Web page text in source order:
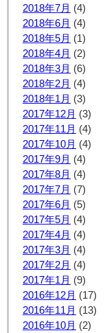
2018年7月 (4)
2018年6月 (4)
2018年5月 (1)
2018年4月 (2)
2018年3月 (6)
2018年2月 (4)
2018年1月 (3)
2017年12月 (3)
2017年11月 (4)
2017年10月 (4)
2017年9月 (4)
2017年8月 (4)
2017年7月 (7)
2017年6月 (5)
2017年5月 (4)
2017年4月 (4)
2017年3月 (4)
2017年2月 (4)
2017年1月 (9)
2016年12月 (17)
2016年11月 (13)
2016年10月 (2)